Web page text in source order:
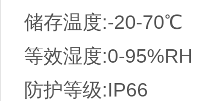
储存温度:-20-70℃
等效湿度:0-95%RH
防护等级:IP66